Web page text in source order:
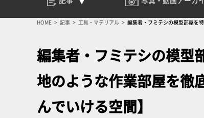
HOME 記事 工具・マテリアル 編集者・フミテシの模型部屋を
編集者・フミテシの模型
地のような作業部屋を徹
んでいける空間】